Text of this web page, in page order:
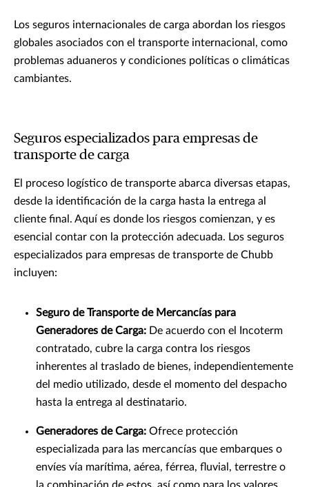
Los seguros internacionales de carga abordan los riesgos
globales asociados con el transporte internacional, como
problemas aduaneros y condiciones políticas o climáticas
cambiantes.
Seguros especializados para empresas de
transporte de carga
El proceso logístico de transporte abarca diversas etapas,
desde la identificación de la carga hasta la entrega al
cliente final. Aquí es donde los riesgos comienzan, y es
esencial contar con la protección adecuada. Los seguros
especializados para empresas de transporte de Chubb
incluyen:
Seguro de Transporte de Mercancías para
Generadores de Carga: De acuerdo con el Incoterm
contratado, cubre la carga contra los riesgos
inherentes al traslado de bienes, independientemente
del medio utilizado, desde el momento del despacho
hasta la entrega al destinatario.
Generadores de Carga: Ofrece protección
especializada para las mercancías que embarques o
envíes vía marítima, aérea, férrea, fluvial, terrestre o